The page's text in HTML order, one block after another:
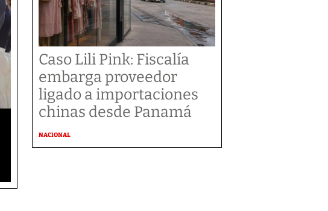
Caso Lili Pink: Fiscalía
embarga proveedor
ligado a importaciones
chinas desde Panamá
NACIONAL